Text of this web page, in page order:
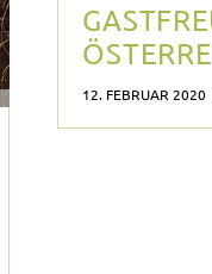
12. FEBRUAR